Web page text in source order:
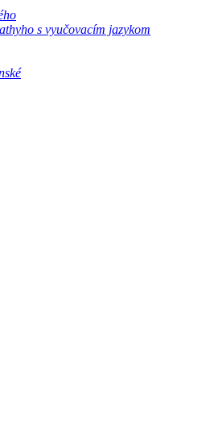
s vyučovacím jazykom